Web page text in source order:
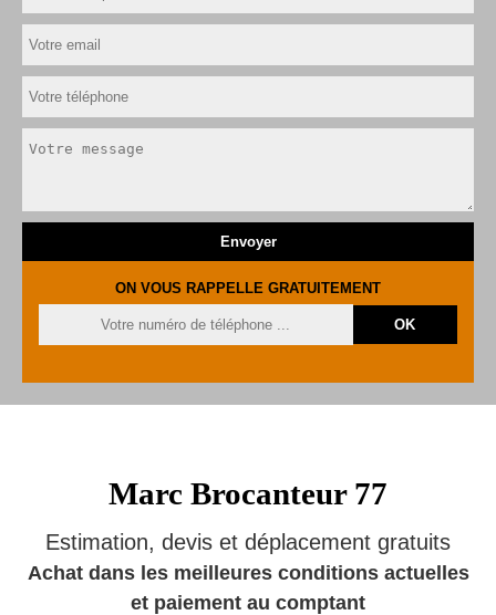
ON VOUS RAPPELLE GRATUITEMENT
Marc Brocanteur 77
Estimation, devis et déplacement gratuits
Achat dans les meilleures conditions actuelles
et paiement au comptant